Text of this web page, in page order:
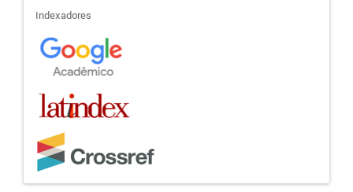
indexadores
Indexadores